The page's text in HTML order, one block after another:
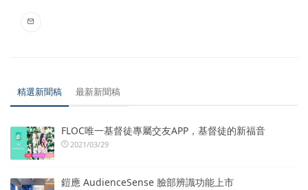
精選新聞稿 最新新聞稿
FLOC唯一基督徒專屬交友APP，基督徒的新福音
2021/03/29
鎧應 AudienceSense 臉部辨識功能上市